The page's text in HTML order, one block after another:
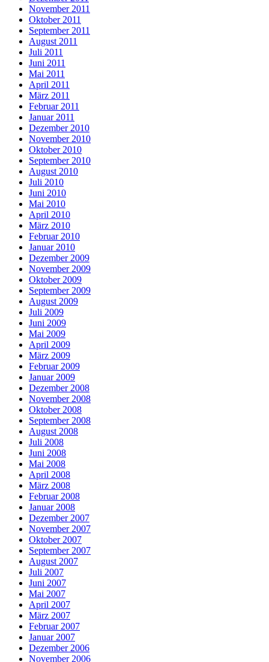
November 2011
Oktober 2011
September 2011
August 2011
Juli 2011
Juni 2011
Mai 2011
April 2011
März 2011
Februar 2011
Januar 2011
Dezember 2010
November 2010
Oktober 2010
September 2010
August 2010
Juli 2010
Juni 2010
Mai 2010
April 2010
März 2010
Februar 2010
Januar 2010
Dezember 2009
November 2009
Oktober 2009
September 2009
August 2009
Juli 2009
Juni 2009
Mai 2009
April 2009
März 2009
Februar 2009
Januar 2009
Dezember 2008
November 2008
Oktober 2008
September 2008
August 2008
Juli 2008
Juni 2008
Mai 2008
April 2008
März 2008
Februar 2008
Januar 2008
Dezember 2007
November 2007
Oktober 2007
September 2007
August 2007
Juli 2007
Juni 2007
Mai 2007
April 2007
März 2007
Februar 2007
Januar 2007
Dezember 2006
November 2006